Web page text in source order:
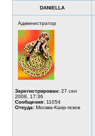
DANIELLA
Администратор
Зарегистрирован: 27 сен
2008, 17:36
Сообщения: 11054
Откуда: Москва-Каир-псков